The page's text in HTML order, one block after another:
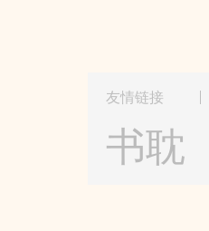
友情链接
书耽